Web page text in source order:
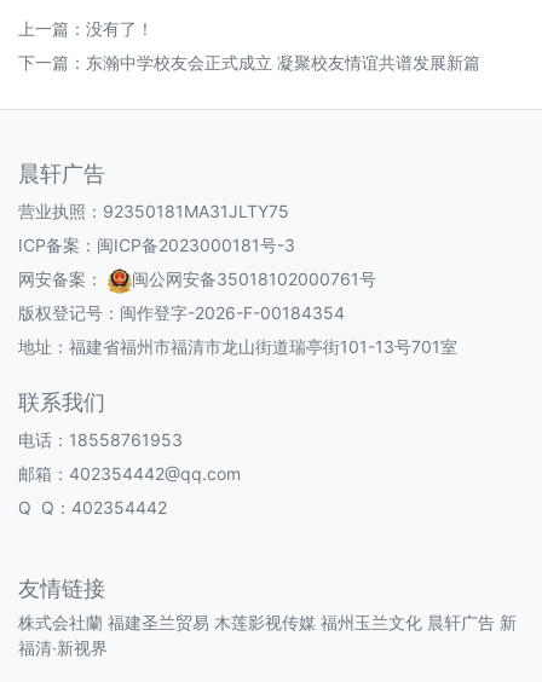
上一篇：没有了！
下一篇： 东瀚中学校友会正式成立 凝聚校友情谊共谱发展新篇
晨轩广告
营业执照：92350181MA31JLTY75
ICP备案： 闽ICP备2023000181号-3
网安备案：
闽公网安备35018102000761号
版权登记号： 闽作登字-2026-F-00184354
地址：福建省福州市福清市龙山街道瑞亭街101-13号701室
联系我们
电话：18558761953
邮箱：402354442@qq.com
Q Q：402354442
友情链接
株式会社蘭 福建圣兰贸易 木莲影视传媒 福州玉兰文化 晨轩广告 新
福清·新视界